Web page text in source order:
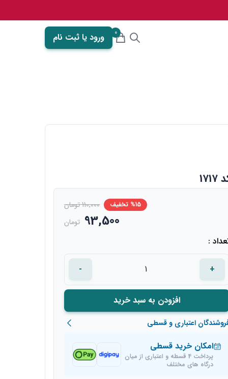
0 ورود یا ثبت نام
%15 تخفیف 110,000 تومان
93,500 تومان
:
+
-
افزودن به سبد خرید
اعتباری و قسطی
امکان خرید قسطی
پرداخت 4 قسطه و اعتباری از میان
درگاه های مختلف